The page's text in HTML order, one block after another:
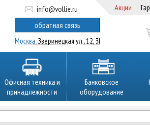
info@vollie.ru
обратная связь
Москва,Зверинецкая ул., 12, 3Ц
Акции
Офисная техника и
принадлежности
Банковское
оборудование